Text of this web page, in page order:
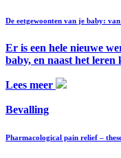
De eetgewoonten van je baby:
Er is een hele nieuwe
baby, en naast het
Lees meer
Bevalling
Pharmacological pain relief –